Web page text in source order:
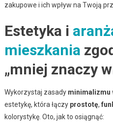
zakupowe i ich wpływ na Twoją
Estetyka i
mieszkania
„mniej znaczy
Wykorzystaj zasady minimalizmu
estetykę, która łączy prostotę,
kolorystykę. Oto, jak to osiągnąć: